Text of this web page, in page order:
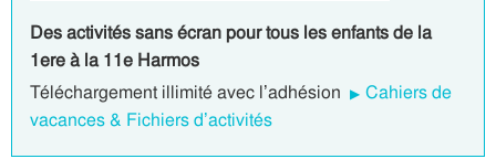
Des activités sans écran pour tous les enfants de la
1ere à la 11e Harmos
Téléchargement illimité avec l’adhésion
Cahiers de
vacances & Fichiers d’activités